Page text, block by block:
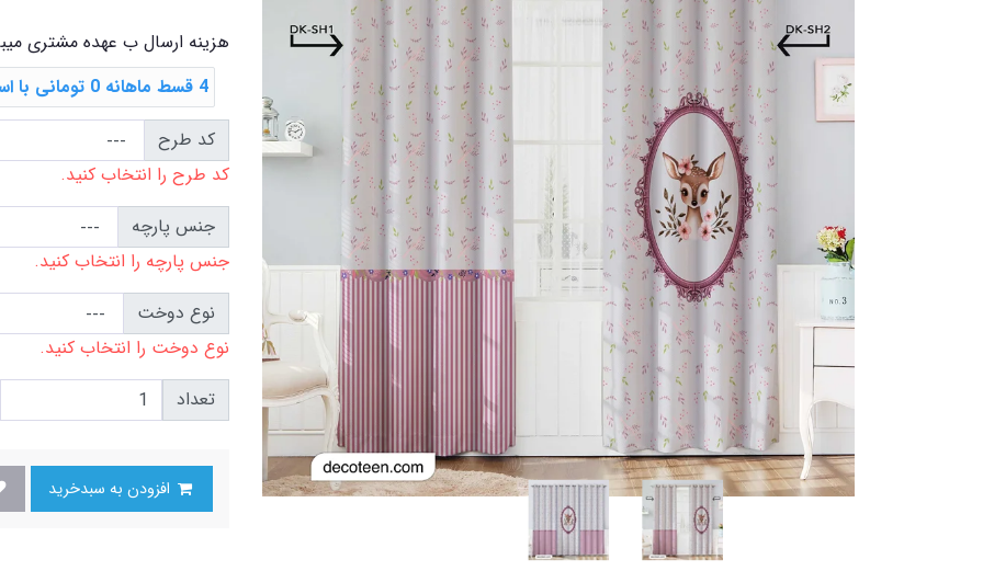
هزینه ارسال ب عهده مشتری
4 قسط ماهانه 0 تومانی با اسنپ ‌پی
کد طرح
کد طرح را انتخاب کنید.
جنس پارچه
جنس پارچه را انتخاب کنید.
نوع دوخت
نوع دوخت را انتخاب کنید.
تعداد